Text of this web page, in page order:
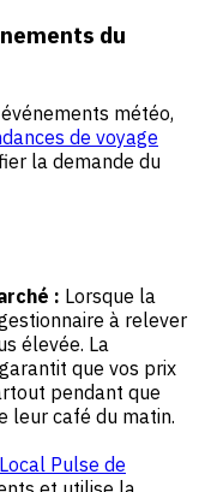
du
météo,
de voyage
la demande du
: Lorsque la
à relever
élevée. La
que vos prix
pendant que
leur café du matin.
Pulse de